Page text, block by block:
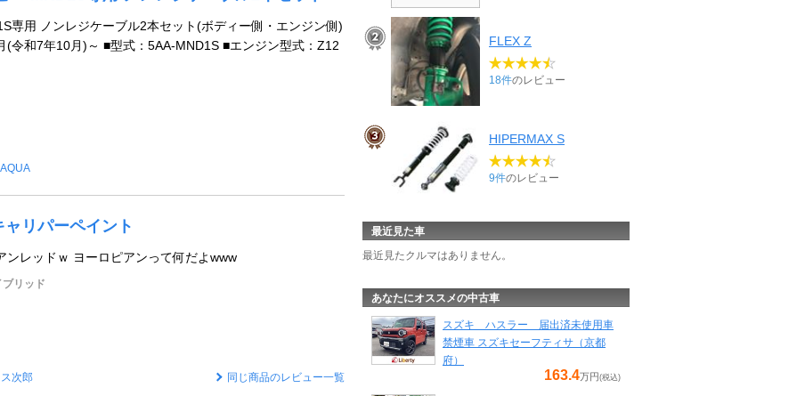
専用 ノンレジケーブル2本セット(ボディー側・エンジン側)
(令和7年10月)～ ■型式：5AA-MND1S ■エンジン型式：Z12
リパーペイント
ンレッドｗ ヨーロピアンって何だよwww
リッド
ス次郎 同じ商品のレビュー一覧
FLEX Z
18件のレビュー
HIPERMAX S
9件のレビュー
最近見た車
最近見たクルマはありません。
あなたにオススメの中古車
スズキ ハスラー 届出済未使用車
禁煙車 スズキセーフティサ（京都
府）
163.4万円(税込)